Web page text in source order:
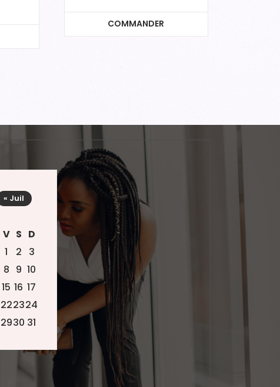
COMMANDER
V S D
1
2
3
8 9 10
15 16 17
222324
2930 31
« Juil